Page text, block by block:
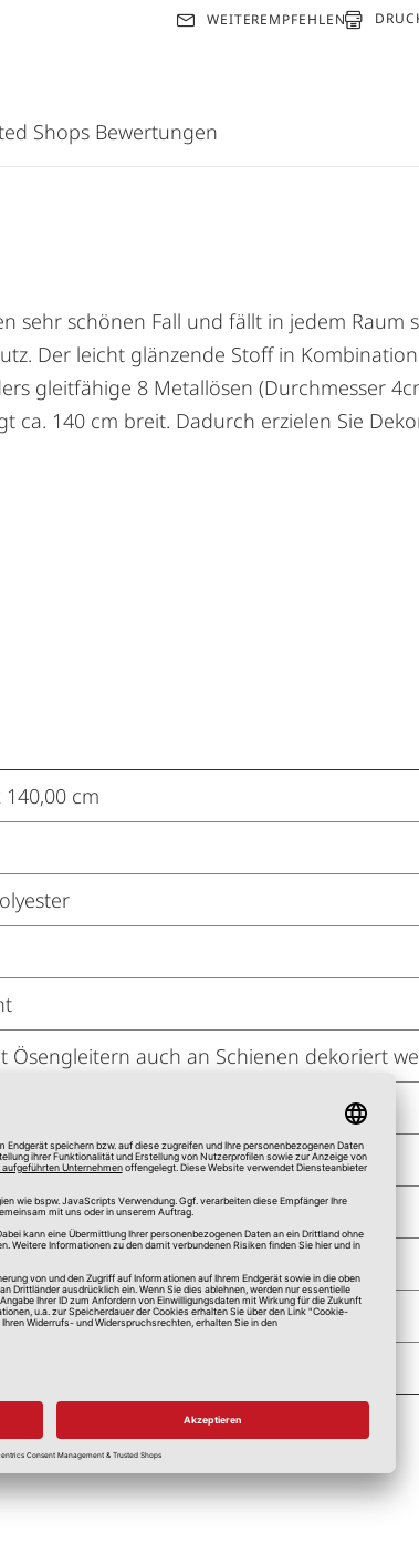
WEITEREMPFEHLEN
sehr schönen Fall und fällt in jedem Raum
Der leicht glänzende Stoff in
gleitfähige 8 Metallösen (Durchmesser
ca. 140 cm breit. Dadurch erzielen Sie
140,00 cm
Ösengleitern auch an Schienen dekoriert
Shops Bewertungen